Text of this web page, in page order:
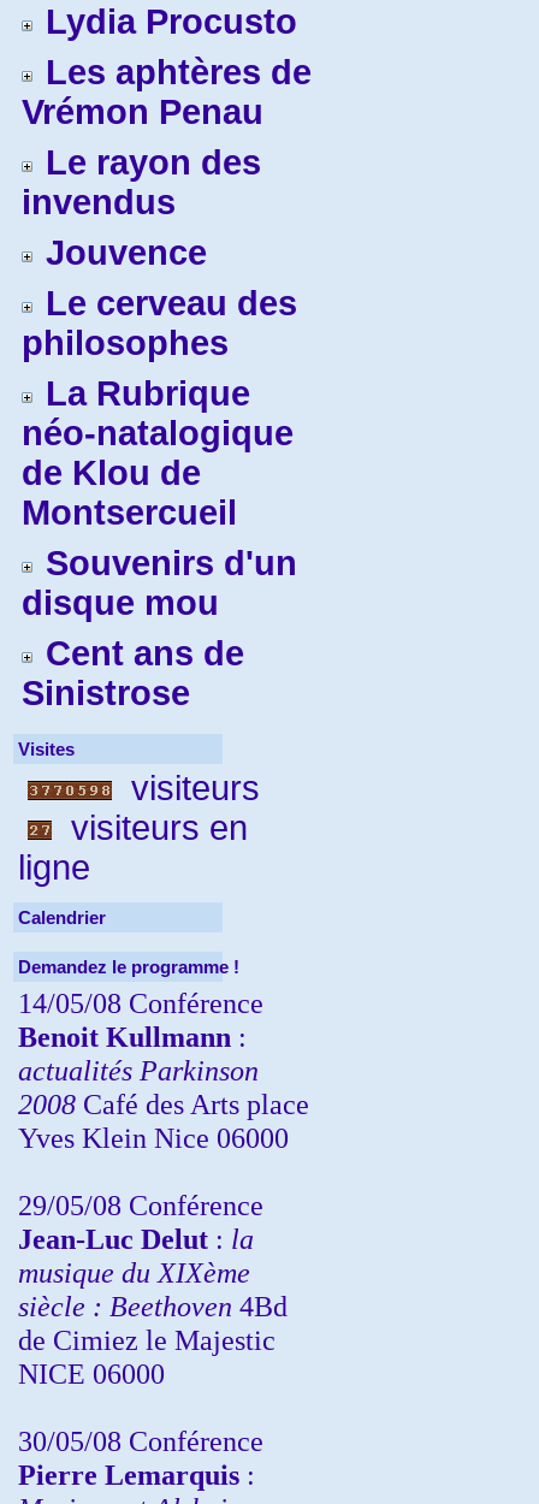
Lydia Procusto
Les aphtères de
Vrémon Penau
Le rayon des
invendus
Jouvence
Le cerveau des
philosophes
La Rubrique
néo-natalogique
de Klou de
Montsercueil
Souvenirs d'un
disque mou
Cent ans de
Sinistrose
Visites
visiteurs
visiteurs en
ligne
Calendrier
Demandez le programme !
14/05/08 Conférence
Benoit Kullmann :
actualités Parkinson
2008 Café des Arts place
Yves Klein Nice 06000
29/05/08 Conférence
Jean-Luc Delut : la
musique du XIXème
siècle : Beethoven 4Bd
de Cimiez le Majestic
NICE 06000
30/05/08 Conférence
Pierre Lemarquis :